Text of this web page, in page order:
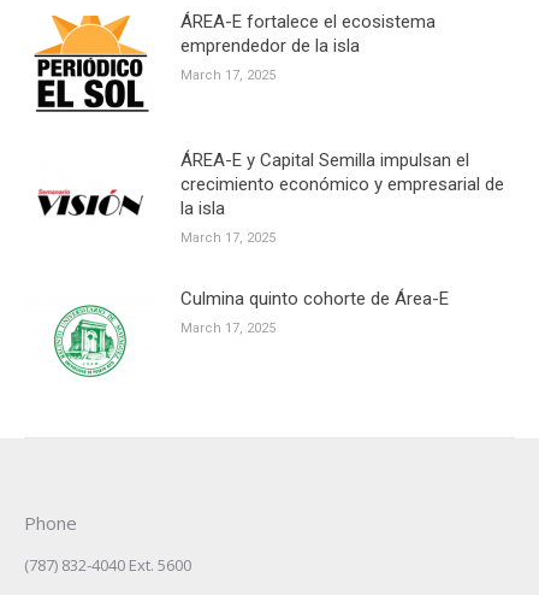
ÁREA-E fortalece el ecosistema
emprendedor de la isla
March 17, 2025
ÁREA-E y Capital Semilla impulsan el
crecimiento económico y empresarial de
la isla
March 17, 2025
Culmina quinto cohorte de Área-E
March 17, 2025
Phone
(787) 832-4040 Ext. 5600